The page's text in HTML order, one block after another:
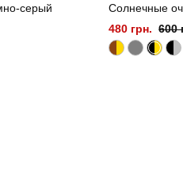
серый
Солнечные
480 грн. 600